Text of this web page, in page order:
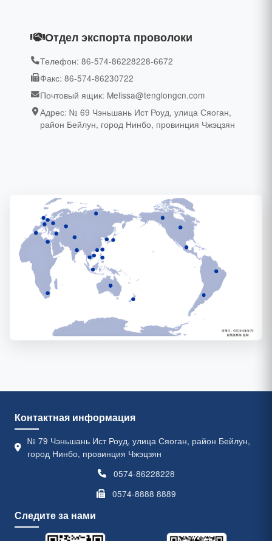
Отдел экспорта проволоки
Телефон: 86-574-86228228-6672
Факс: 86-574-86230722
Почтовый ящик: Melissa@tenglongcn.com
Адрес: № 69 Чэньшань Ист Роуд, улица Сяоган,
район Бейлун, город Нинбо, провинция Чжэцзян
Контактная информация
№ 79 Чэньшань Ист Роуд, улица Сяоган, район Бейлун,
город Нинбо, провинция Чжэцзян
0574-86228228
0574-8888 8889
Следите за нами